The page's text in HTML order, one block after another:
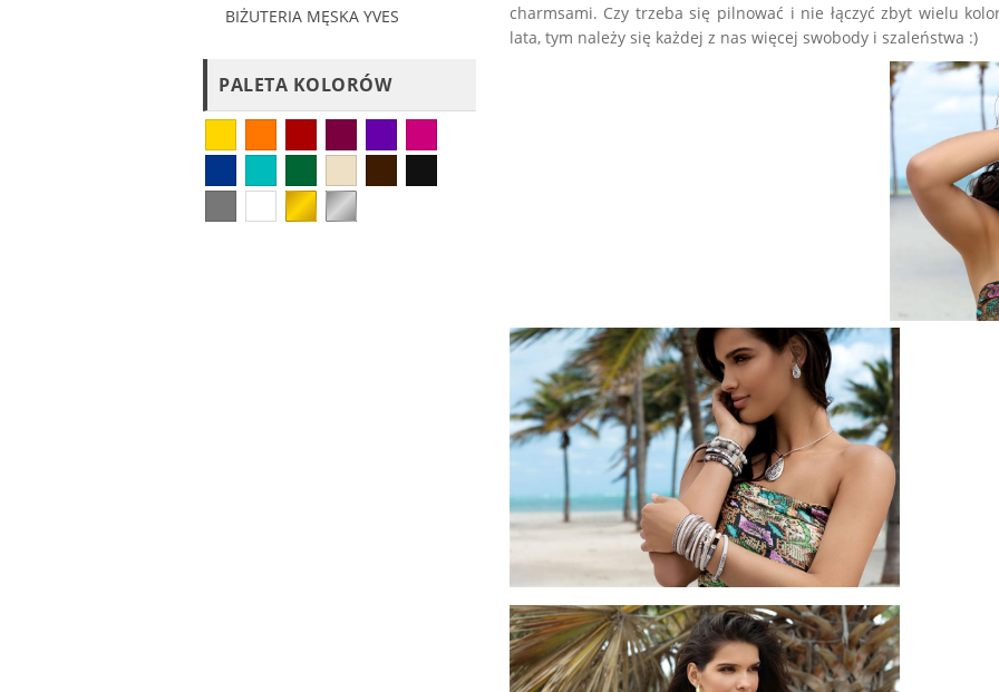
BIŻUTERIA MĘSKA YVES
PALETA KOLORÓW
charmsami. Czy trzeba się pilnować i nie łączyć zbyt wielu
lata, tym należy się każdej z nas więcej swobody i szaleństwa :)